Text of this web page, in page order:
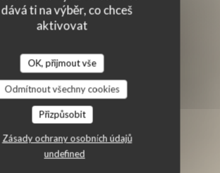
ti na výběr, co chceš
aktivovat
OK, přijmout vše
Odmítnout všechny cookies
Přizpůsobit
Zásady ochrany osobních údajů
undefined